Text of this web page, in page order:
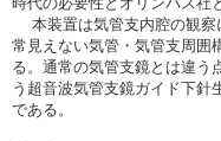
本装置は気管支内腔の観察
常見えない気管・気管支周囲
る。通常の気管支鏡とは違う
う超音波気管支鏡ガイド下針
である。